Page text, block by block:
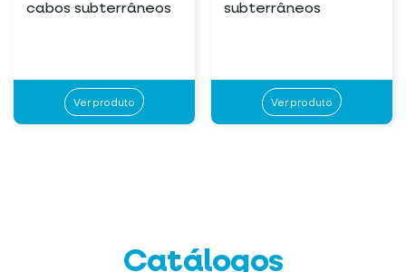
cabos subterrâneos
Ver produto
subterrâneos
Ver produto
Catálogos